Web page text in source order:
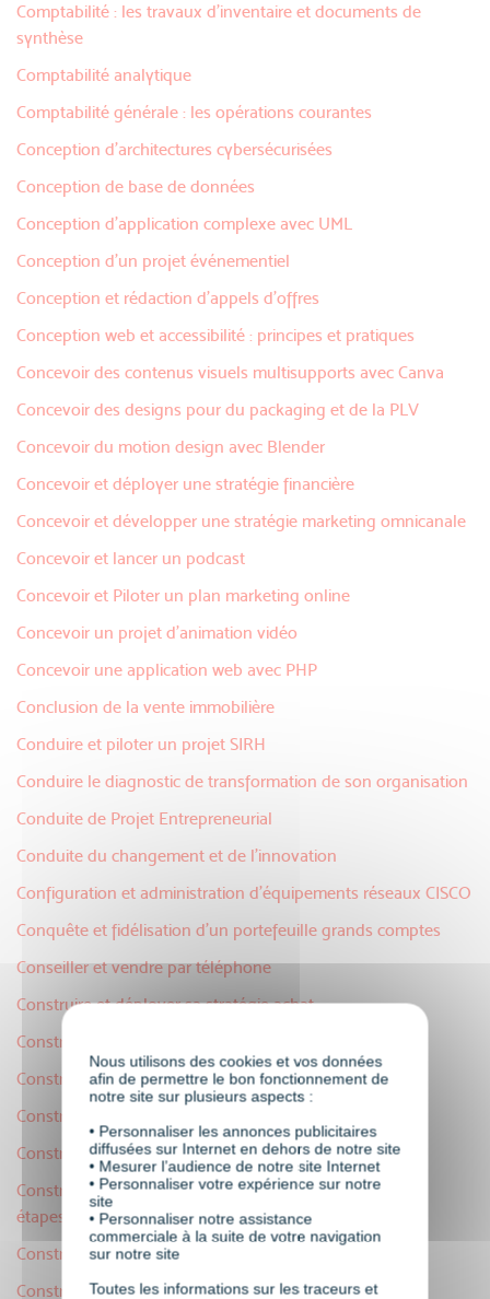
Comptabilité : les travaux d'inventaire et documents de
synthèse
Comptabilité analytique
Comptabilité générale : les opérations courantes
Conception d'architectures cybersécurisées
Conception de base de données
Conception d’application complexe avec UML
Conception d’un projet événementiel
Conception et rédaction d’appels d’offres
Conception web et accessibilité : principes et pratiques
Concevoir des contenus visuels multisupports avec Canva
Concevoir des designs pour du packaging et de la PLV
Concevoir du motion design avec Blender
Concevoir et déployer une stratégie financière
Concevoir et développer une stratégie marketing omnicanale
Concevoir et lancer un podcast
Concevoir et Piloter un plan marketing online
Concevoir un projet d'animation vidéo
Concevoir une application web avec PHP
Conclusion de la vente immobilière
Conduire et piloter un projet SIRH
Conduire le diagnostic de transformation de son organisation
Conduite de Projet Entrepreneurial
Conduite du changement et de l'innovation
Configuration et administration d’équipements réseaux CISCO
Conquête et fidélisation d'un portefeuille grands comptes
Conseiller et vendre par téléphone
Construire et déployer sa stratégie achat
Construire et développer sa marque employeur
Construire et optimiser un plan de prospection
Construire et piloter sa stratégie commerciale
Construire un framework MVC en PHP
Construire un plan d’actions commerciales efficace en 7
étapes
Construire une API en Python
Construire une API REST avec Spring Boot
Nous utilisons des cookies et vos données
afin de permettre le bon fonctionnement de
notre site sur plusieurs aspects :
• Personnaliser les annonces publicitaires
diffusées sur Internet en dehors de notre site
• Mesurer l’audience de notre site Internet
• Personnaliser votre expérience sur notre
site
• Personnaliser notre assistance
commerciale à la suite de votre navigation
sur notre site
Toutes les informations sur les traceurs et